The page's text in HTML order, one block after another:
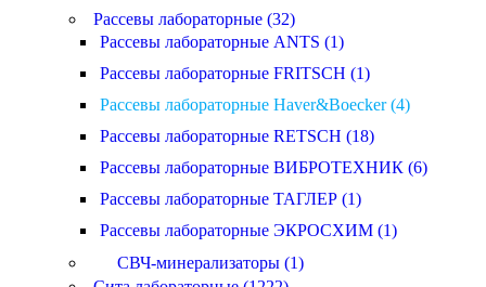
Рассевы лабораторные (32)
Рассевы лабораторные ANTS (1)
Рассевы лабораторные FRITSCH (1)
Рассевы лабораторные Haver&Boecker (4)
Рассевы лабораторные RETSCH (18)
Рассевы лабораторные ВИБРОТЕХНИК (6)
Рассевы лабораторные ТАГЛЕР (1)
Рассевы лабораторные ЭКРОСХИМ (1)
СВЧ-минерализаторы (1)